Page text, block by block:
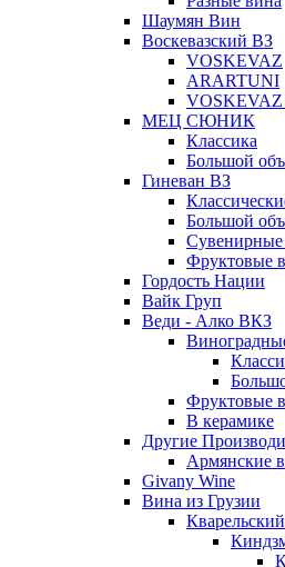
Шаумян Вин
Воскевазский ВЗ
VOSKEVAZ
ARARTUNI
МЕЦ СЮНИК
Классика
Большой
Гиневан ВЗ
Большой
Сувенирные
Фруктовые
Гордость Нации
Вайк Груп
Веди - Алко ВКЗ
Фруктовые
В керамике
Другие
Армянские
Givany Wine
Вина из Грузии